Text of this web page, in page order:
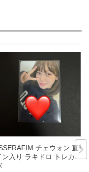
チェウォン 直筆
ン入り ラキドロ トレカ ユ